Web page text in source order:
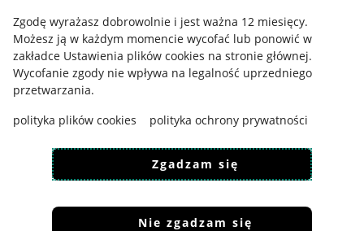
Zgodę wyrażasz dobrowolnie i jest ważna 12 miesięcy.
Możesz ją w każdym momencie wycofać lub ponowić w
zakładce Ustawienia plików cookies na stronie głównej.
Wycofanie zgody nie wpływa na legalność uprzedniego
przetwarzania.
polityka plików cookies
polityka ochrony prywatności
Zgadzam się
Nie zgadzam się
Pobierz aplikację